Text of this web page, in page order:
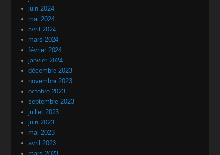
juin 2024
mai 2024
avril 2024
mars 2024
février 2024
janvier 2024
décembre 2023
novembre 2023
octobre 2023
septembre 2023
juillet 2023
juin 2023
mai 2023
avril 2023
mars 2023